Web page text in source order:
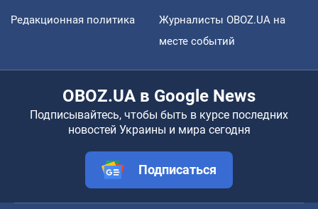
Редакционная политика
Журналисты OBOZ.UA на
месте событий
OBOZ.UA в Google News
Подписывайтесь, чтобы быть в курсе последних
новостей Украины и мира сегодня
Подписаться